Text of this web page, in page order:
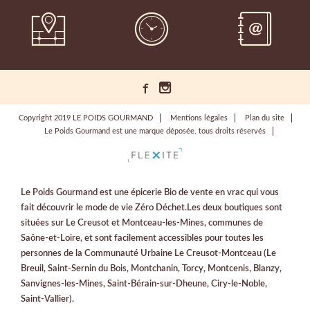
Copyright 2019 LE POIDS GOURMAND Mentions légales
Plan du site
Le Poids Gourmand est une marque déposée, tous droits réservés
Le Poids Gourmand est une épicerie Bio de vente en vrac qui vous
fait découvrir le mode de vie Zéro Déchet.Les deux boutiques sont
situées sur Le Creusot et Montceau-les-Mines, communes de
Saône-et-Loire, et sont facilement accessibles pour toutes les
personnes de la Communauté Urbaine Le Creusot-Montceau (Le
Breuil, Saint-Sernin du Bois, Montchanin, Torcy, Montcenis, Blanzy,
Sanvignes-les-Mines, Saint-Bérain-sur-Dheune, Ciry-le-Noble,
Saint-Vallier).